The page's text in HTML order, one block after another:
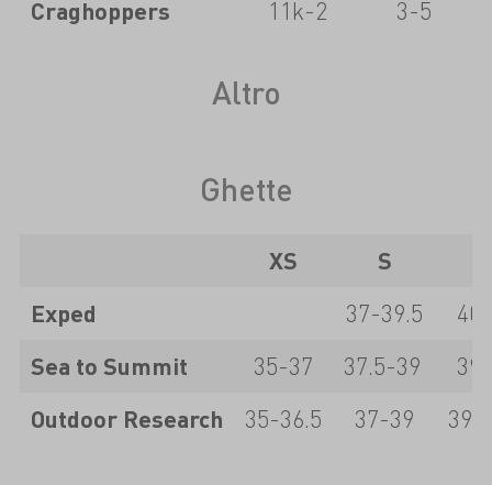
Craghoppers 11k-2 3-5
Altro
Ghette
XS S
Exped
37-39.5
Sea to Summit
35-37 37.5-39
Outdoor Research
35-36.5 37-39